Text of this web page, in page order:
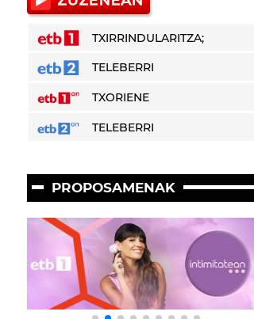
TXIRRINDULARITZA;
TELEBERRI
TXORIENE
TELEBERRI
PROPOSAMENAK